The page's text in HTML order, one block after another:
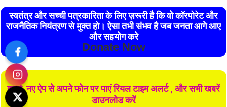
स्वतंत्र और सच्ची पत्रकारिता के लिए ज़रूरी है कि वो कॉरपोरेट और
राजनैतिक नियंत्रण से मुक्त हो। ऐसा तभी संभव है जब जनता आगे आए
और सहयोग करे
Donate Now
हमारे नए ऐप से अपने फोन पर पाएं रियल टाइम अलर्ट , और सभी खबरें
डाउनलोड करें